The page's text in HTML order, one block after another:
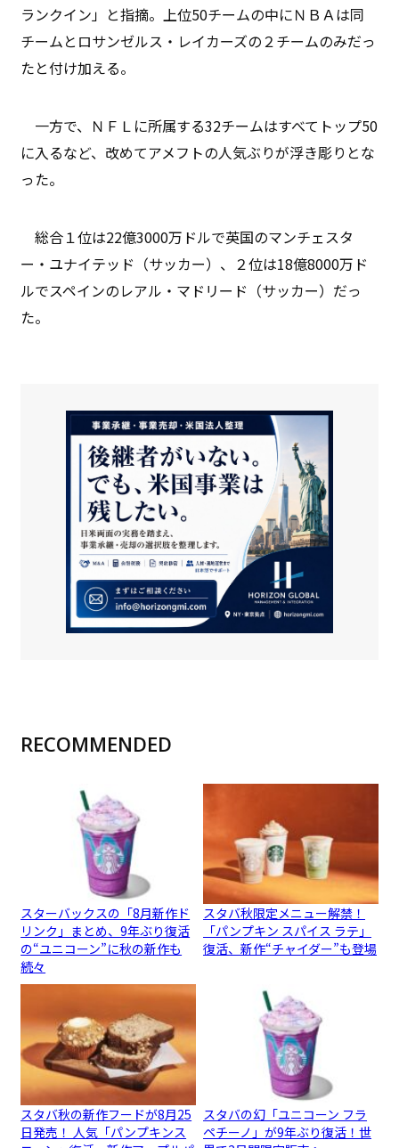
ランクイン」と指摘。上位50チームの中にＮＢＡは同
チームとロサンゼルス・レイカーズの２チームのみだっ
たと付け加える。
一方で、ＮＦＬに所属する32チームはすべてトップ50
に入るなど、改めてアメフトの人気ぶりが浮き彫りとな
った。
総合１位は22億3000万ドルで英国のマンチェスタ
ー・ユナイテッド（サッカー）、２位は18億8000万ド
ルでスペインのレアル・マドリード（サッカー）だっ
た。
RECOMMENDED
スターバックスの「8月新作ド
リンク」まとめ、9年ぶり復活
の“ユニコーン”に秋の新作も
続々
スタバ秋限定メニュー解禁！
「パンプキン スパイス ラテ」
復活、新作“チャイダー”も登場
スタバ秋の新作フードが8月25
日発売！ 人気「パンプキンス
スタバの幻「ユニコーン フラ
ペチーノ」が9年ぶり復活！世